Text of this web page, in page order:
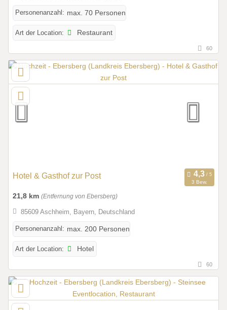
Personenanzahl: max. 70 Personen
Art der Location: Restaurant
60
Hotel & Gasthof zur Post
3 Bew.
21,8 km (Entfernung von Ebersberg)
85609 Aschheim, Bayern, Deutschland
Personenanzahl: max. 200 Personen
Art der Location: Hotel
60